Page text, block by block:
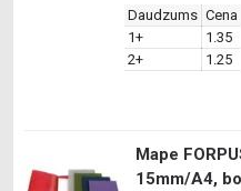
Daudzums Cena
1+
1.35
2+
1.25
Mape
15mm/A4,